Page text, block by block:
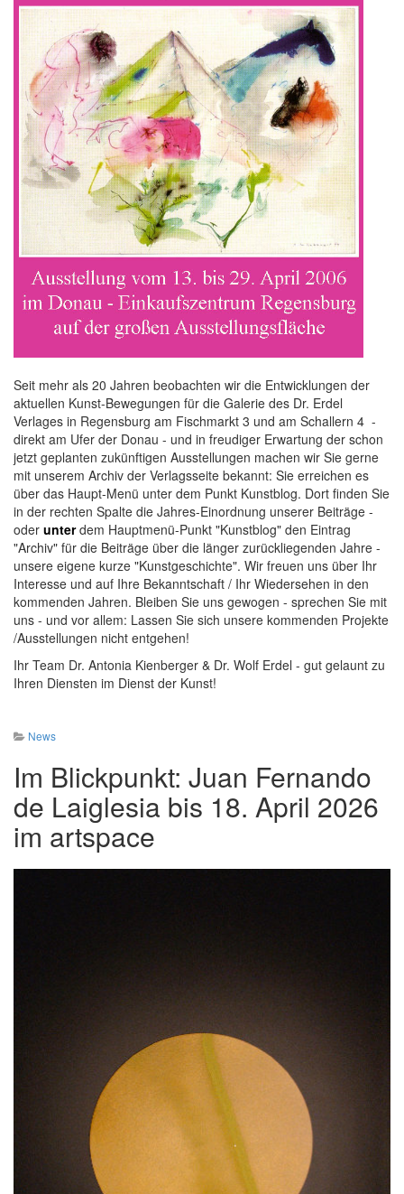
Seit mehr als 20 Jahren beobachten wir die Entwicklungen der
aktuellen Kunst-Bewegungen für die Galerie des Dr. Erdel
Verlages in Regensburg am Fischmarkt 3 und am Schallern 4 -
direkt am Ufer der Donau - und in freudiger Erwartung der schon
jetzt geplanten zukünftigen Ausstellungen machen wir Sie gerne
mit unserem Archiv der Verlagsseite bekannt: Sie erreichen es
über das Haupt-Menü unter dem Punkt Kunstblog. Dort finden Sie
in der rechten Spalte die Jahres-Einordnung unserer Beiträge -
oder unter dem Hauptmenü-Punkt "Kunstblog" den Eintrag
"Archiv" für die Beiträge über die länger zurückliegenden Jahre -
unsere eigene kurze "Kunstgeschichte". Wir freuen uns über Ihr
Interesse und auf Ihre Bekanntschaft / Ihr Wiedersehen in den
kommenden Jahren. Bleiben Sie uns gewogen - sprechen Sie mit
uns - und vor allem: Lassen Sie sich unsere kommenden Projekte
/Ausstellungen nicht entgehen!
Ihr Team Dr. Antonia Kienberger & Dr. Wolf Erdel - gut gelaunt zu
Ihren Diensten im Dienst der Kunst!
News
Im Blickpunkt: Juan Fernando
de Laiglesia bis 18. April 2026
im artspace